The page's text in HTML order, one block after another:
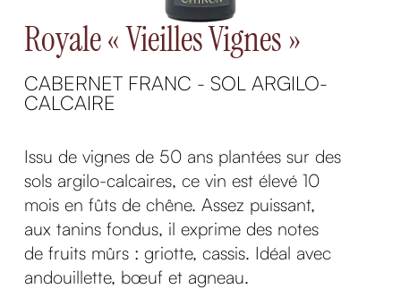
Royale « Vieilles Vignes »
CABERNET FRANC - SOL ARGILO-
CALCAIRE
Issu de vignes de 50 ans plantées sur des
sols argilo-calcaires, ce vin est élevé 10
mois en fûts de chêne. Assez puissant,
aux tanins fondus, il exprime des notes
de fruits mûrs : griotte, cassis. Idéal avec
andouillette, bœuf et agneau.